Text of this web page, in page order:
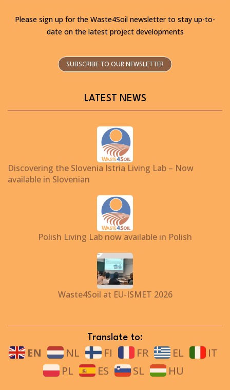
Please sign up for the Waste4Soil newsletter to stay up-to-
date on the latest project developments
SUBSCRIBE TO OUR NEWSLETTER
LATEST NEWS
Discovering the Slovenia Istria Living Lab – Now
available in Slovenian
Polish Living Lab now available in Polish
Waste4Soil at EU-ISMET 2026
Translate to:
EN NL FI FR EL
IT
PL
ES SL HU